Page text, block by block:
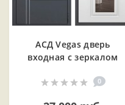
АСД Vegas дверь
входная с зеркалом
0